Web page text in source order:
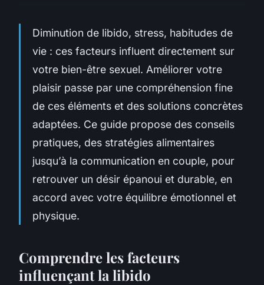
Diminution de libido, stress, habitudes de
vie : ces facteurs influent directement sur
votre bien-être sexuel. Améliorer votre
plaisir passe par une compréhension fine
de ces éléments et des solutions concrètes
adaptées. Ce guide propose des conseils
pratiques, des stratégies alimentaires
jusqu’à la communication en couple, pour
retrouver un désir épanoui et durable, en
accord avec votre équilibre émotionnel et
physique.
Comprendre les facteurs
influençant la libido